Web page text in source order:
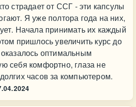
страдает от ССГ - эти капсулы
Я уже полтора года на них,
Начала принимать их каждый
пришлось увеличить курс до
оптимальным
себя комфортно, глаза не
часов за компьютером.